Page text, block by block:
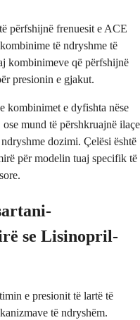
përfshijnë frenuesit e ACE
të ndryshme të
kombinimeve që përfshijnë
presionin e gjakut.
kombinimet e dyfishta nëse
mund të përshkruajnë ilaçe
dozimi. Çelësi është
për modelin tuaj specifik të
se Lisinopril-
e presionit të lartë të
të ndryshëm.